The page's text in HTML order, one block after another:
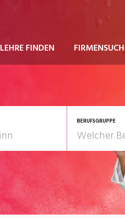
LEHRE FINDEN
BERUFSGRUPPE
Gesundheit/Pflege/
Kultur